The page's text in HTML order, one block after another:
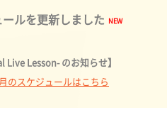
ルを更新しました
Live Lesson- のお知らせ】
のスケジュールはこちら